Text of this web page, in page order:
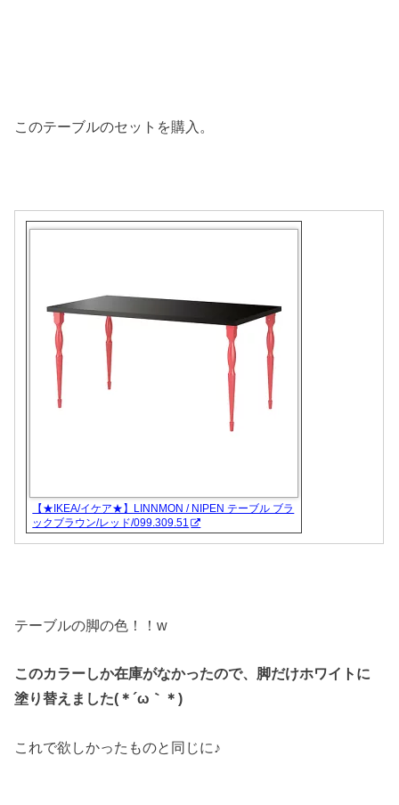
このテーブルのセットを購入。
【★IKEA/イケア★】LINNMON / NIPEN テーブル ブラ
ックブラウン/レッド/099.309.51
テーブルの脚の色！！w
このカラーしか在庫がなかったので、脚だけホワイトに
塗り替えました(＊´ω｀＊)
これで欲しかったものと同じに♪